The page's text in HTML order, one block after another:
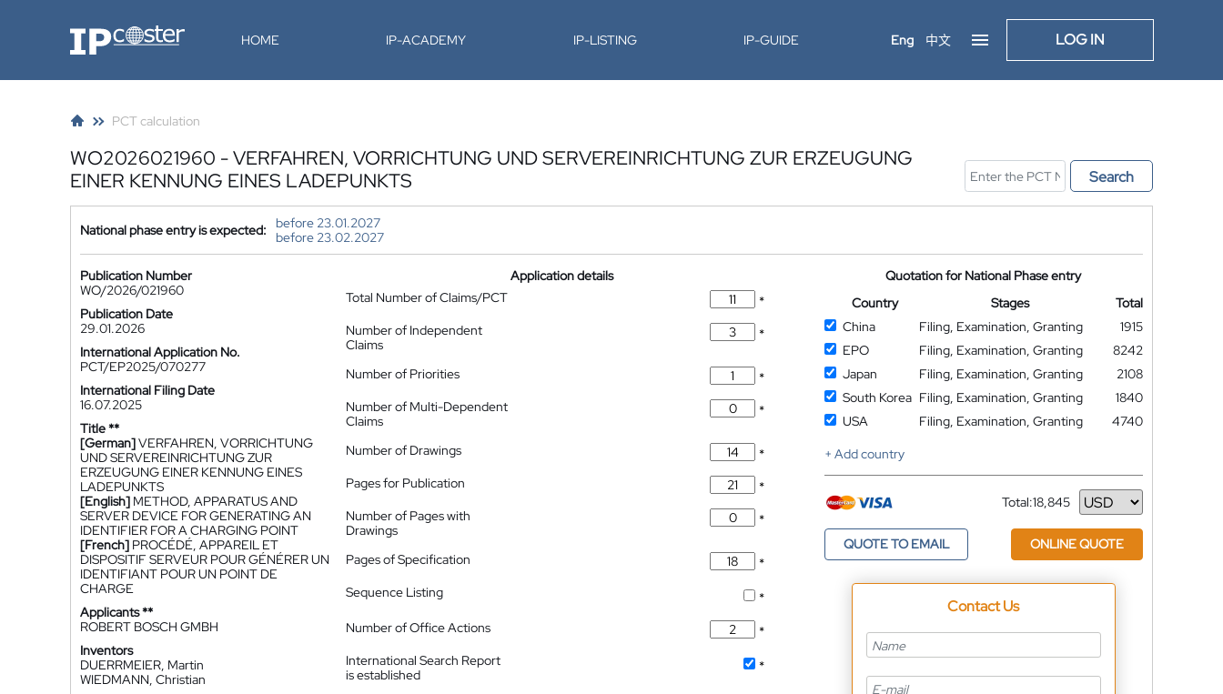
IP-Coster HOME IP-ACADEMY IP-LISTING IP-GUIDE Eng 中文 LOG IN
PCT calculation
WO2026021960 - VERFAHREN, VORRICHTUNG UND SERVEREINRICHTUNG ZUR ERZEUGUNG
EINER KENNUNG EINES LADEPUNKTS
Search
National phase entry is expected:
before 23.01.2027
before 23.02.2027
Publication Number
WO/2026/021960
Publication Date
29.01.2026
International Application No.
PCT/EP2025/070277
International Filing Date
16.07.2025
Title **
[German]VERFAHREN, VORRICHTUNG
UND SERVEREINRICHTUNG ZUR
ERZEUGUNG EINER KENNUNG EINES
LADEPUNKTS
[English] METHOD, APPARATUS AND
SERVER DEVICE FOR GENERATING AN
IDENTIFIER FOR A CHARGING POINT
[French] PROCÉDÉ, APPAREIL ET
DISPOSITIF SERVEUR POUR GÉNÉRER UN
IDENTIFIANT POUR UN POINT DE
CHARGE
Applicants **
ROBERT BOSCH GMBH
Inventors
DUERRMEIER, Martin
WIEDMANN, Christian
Application details
Total Number of Claims/PCT
*
Number of Independent
Claims
*
Number of Priorities
*
Number of Multi-Dependent
Claims
*
Number of Drawings
*
Pages for Publication
*
Number of Pages with
Drawings
*
Pages of Specification
*
Sequence Listing
*
Number of Office Actions
*
International Search Report
is established
*
Quotation for National Phase entry
Country
Stages
Total
China
Filing, Examination, Granting
1915
EPO
Filing, Examination, Granting
8242
Japan
Filing, Examination, Granting
2108
South Korea Filing, Examination, Granting
1840
USA
Filing, Examination, Granting
4740
+ Add country
Total:18,845
Currency
QUOTE TO EMAIL ONLINE QUOTE
Contact Us